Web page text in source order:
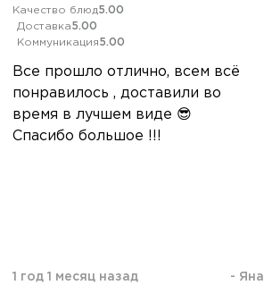
Качество блюд5.00
Доставка5.00
Коммуникация5.00
Все прошло отлично, всем всё
понравилось , доставили во
время в лучшем виде 😎
Спасибо большое !!!
1 год 1 месяц назад - Яна